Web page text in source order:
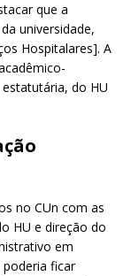
que a
universidade,
Hospitalares]. A
do HU
no CUn com as
HU e direção do
em
poderia ficar